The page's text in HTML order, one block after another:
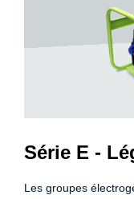
Série E -
Les groupes